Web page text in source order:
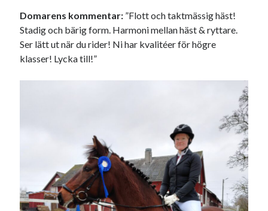
Idun (140)
Källhults Spotless(163)
Min Träning(220)
Ninlil(34)
Senaste kommentarerna
EllenomVINST!!!
Domarens kommentar: ”Flott och taktmässig häst!
Stadig och bärig form. Harmoni mellan häst & ryttare.
Ser lätt ut när du rider! Ni har kvalitéer för högre
klasser! Lycka till!”